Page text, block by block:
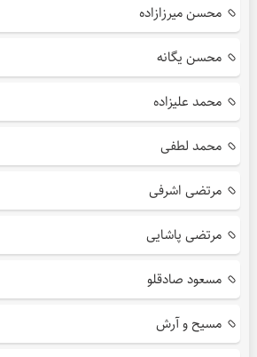
محسن میرزازاده
محسن یگانه
محمد علیزاده
محمد لطفی
مرتضی اشرفی
مرتضی پاشایی
مسعود صادقلو
مسیح و آرش